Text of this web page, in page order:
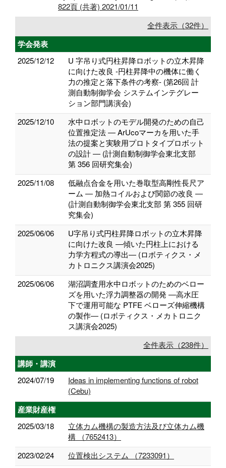
822頁 (共著) 2021/01/11
全件表示（32件）
学会発表
2025/12/12
U 字吊り式円柱昇降ロボットの立木昇降
に向けた改良 -円柱昇降中の機体に働く
力の推定と落下条件の考察- (第26回 計
測自動制御学会 システムインテグレー
ション部門講演会)
2025/12/10
水中ロボットのモデル開発のための自己
位置推定法 ― ArUcoマーカを用いた手
法の提案と実験用プロトタイプロボット
の設計 ― (計測自動制御学会東北支部
第 356 回研究集会)
2025/11/08
低融点合金を用いた巻取型高剛性長尺ア
ーム ― 加熱コイルおよび関節の改良 ―
(計測自動制御学会東北支部 第 355 回研
究集会)
2025/06/06
U字吊り式円柱昇降ロボットの立木昇降
に向けた改良 ―傾いた円柱上における
力学方程式の導出― (ロボティクス・メ
カトロニクス講演会2025)
2025/06/06
湖沼調査用水中ロボットのためのベロー
ズを用いた浮力調整器の開発 ―高水圧
下で運用可能な PTFE ベローズ伸縮機構
の製作― (ロボティクス・メカトロニク
ス講演会2025)
全件表示（238件）
講師・講演
2024/07/19
Ideas in implementing functions of robot
(Cebu)
産業財産権
2025/03/18
立体カム機構の製造方法及び立体カム機
構 （7652413）
2023/02/24
位置検出システム （7233091）